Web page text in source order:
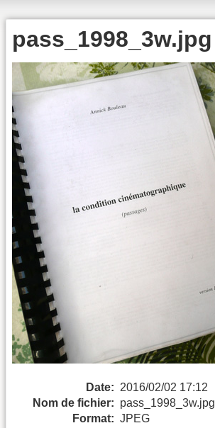
pass_1998_3w.jpg
Date: 2016/02/02 17:12
Nom de fichier: pass_1998_3w.jpg
Format: JPEG